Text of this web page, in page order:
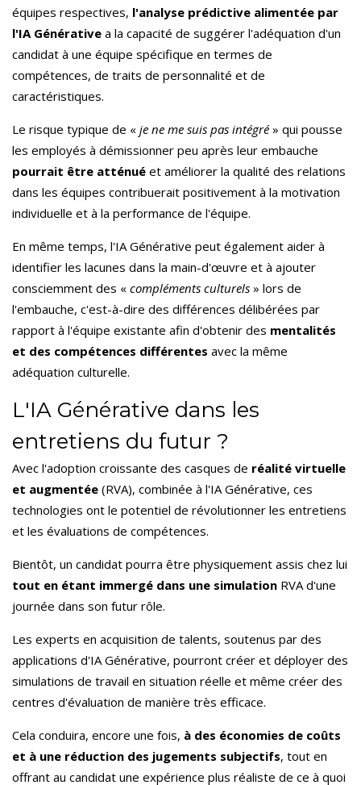
équipes respectives, l'analyse prédictive alimentée par
l'IA Générative a la capacité de suggérer l'adéquation d'un
candidat à une équipe spécifique en termes de
compétences, de traits de personnalité et de
caractéristiques.
Le risque typique de « je ne me suis pas intégré » qui pousse
les employés à démissionner peu après leur embauche
pourrait être atténué et améliorer la qualité des relations
dans les équipes contribuerait positivement à la motivation
individuelle et à la performance de l'équipe.
En même temps, l'IA Générative peut également aider à
identifier les lacunes dans la main-d'œuvre et à ajouter
consciemment des « compléments culturels » lors de
l'embauche, c'est-à-dire des différences délibérées par
rapport à l'équipe existante afin d'obtenir des mentalités
et des compétences différentes avec la même
adéquation culturelle.
L'IA Générative dans les
entretiens du futur ?
Avec l'adoption croissante des casques de réalité virtuelle
et augmentée (RVA), combinée à l'IA Générative, ces
technologies ont le potentiel de révolutionner les entretiens
et les évaluations de compétences.
Bientôt, un candidat pourra être physiquement assis chez lui
tout en étant immergé dans une simulation RVA d'une
journée dans son futur rôle.
Les experts en acquisition de talents, soutenus par des
applications d'IA Générative, pourront créer et déployer des
simulations de travail en situation réelle et même créer des
centres d'évaluation de manière très efficace.
Cela conduira, encore une fois, à des économies de coûts
et à une réduction des jugements subjectifs, tout en
offrant au candidat une expérience plus réaliste de ce à quoi